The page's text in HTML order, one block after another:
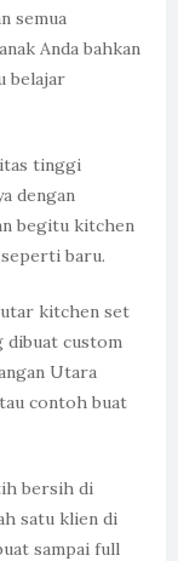
semua
Anda bahkan
belajar
tinggi
dengan
begitu kitchen
baru.
kitchen set
dibuat custom
Utara
contoh buat
bersih di
satu klien di
sampai full